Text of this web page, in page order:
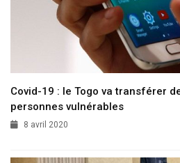
Covid-19 : le Togo va transférer
personnes vulnérables
8 avril 2020